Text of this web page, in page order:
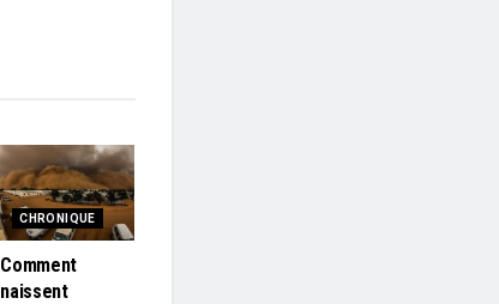
CHRONIQUE
Comment
naissent